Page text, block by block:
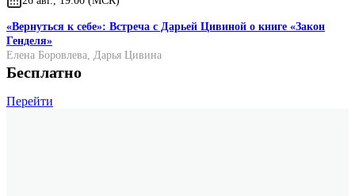
«Вернуться к себе»: Встреча с Дарьей Цивиной о книге «Закон
Генделя»
Елена Боровлева, Дарья Цивина
Бесплатно
Перейти